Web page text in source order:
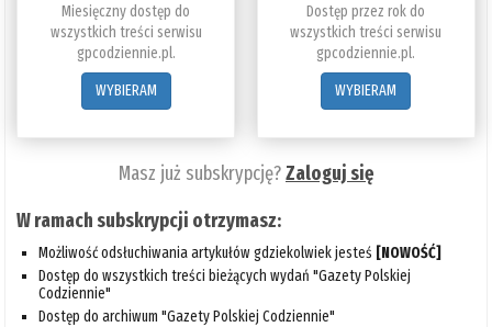
Miesięczny dostęp do
wszystkich treści serwisu
gpcodziennie.pl.
WYBIERAM
Dostęp przez rok do
wszystkich treści serwisu
gpcodziennie.pl.
WYBIERAM
Masz już subskrypcję?Zaloguj się
W ramach subskrypcji otrzymasz:
Możliwość odsłuchiwania artykułów gdziekolwiek jesteś [NOWOŚĆ]
Dostęp do wszystkich treści bieżących wydań "Gazety Polskiej
Codziennie"
Dostęp do archiwum "Gazety Polskiej Codziennie"